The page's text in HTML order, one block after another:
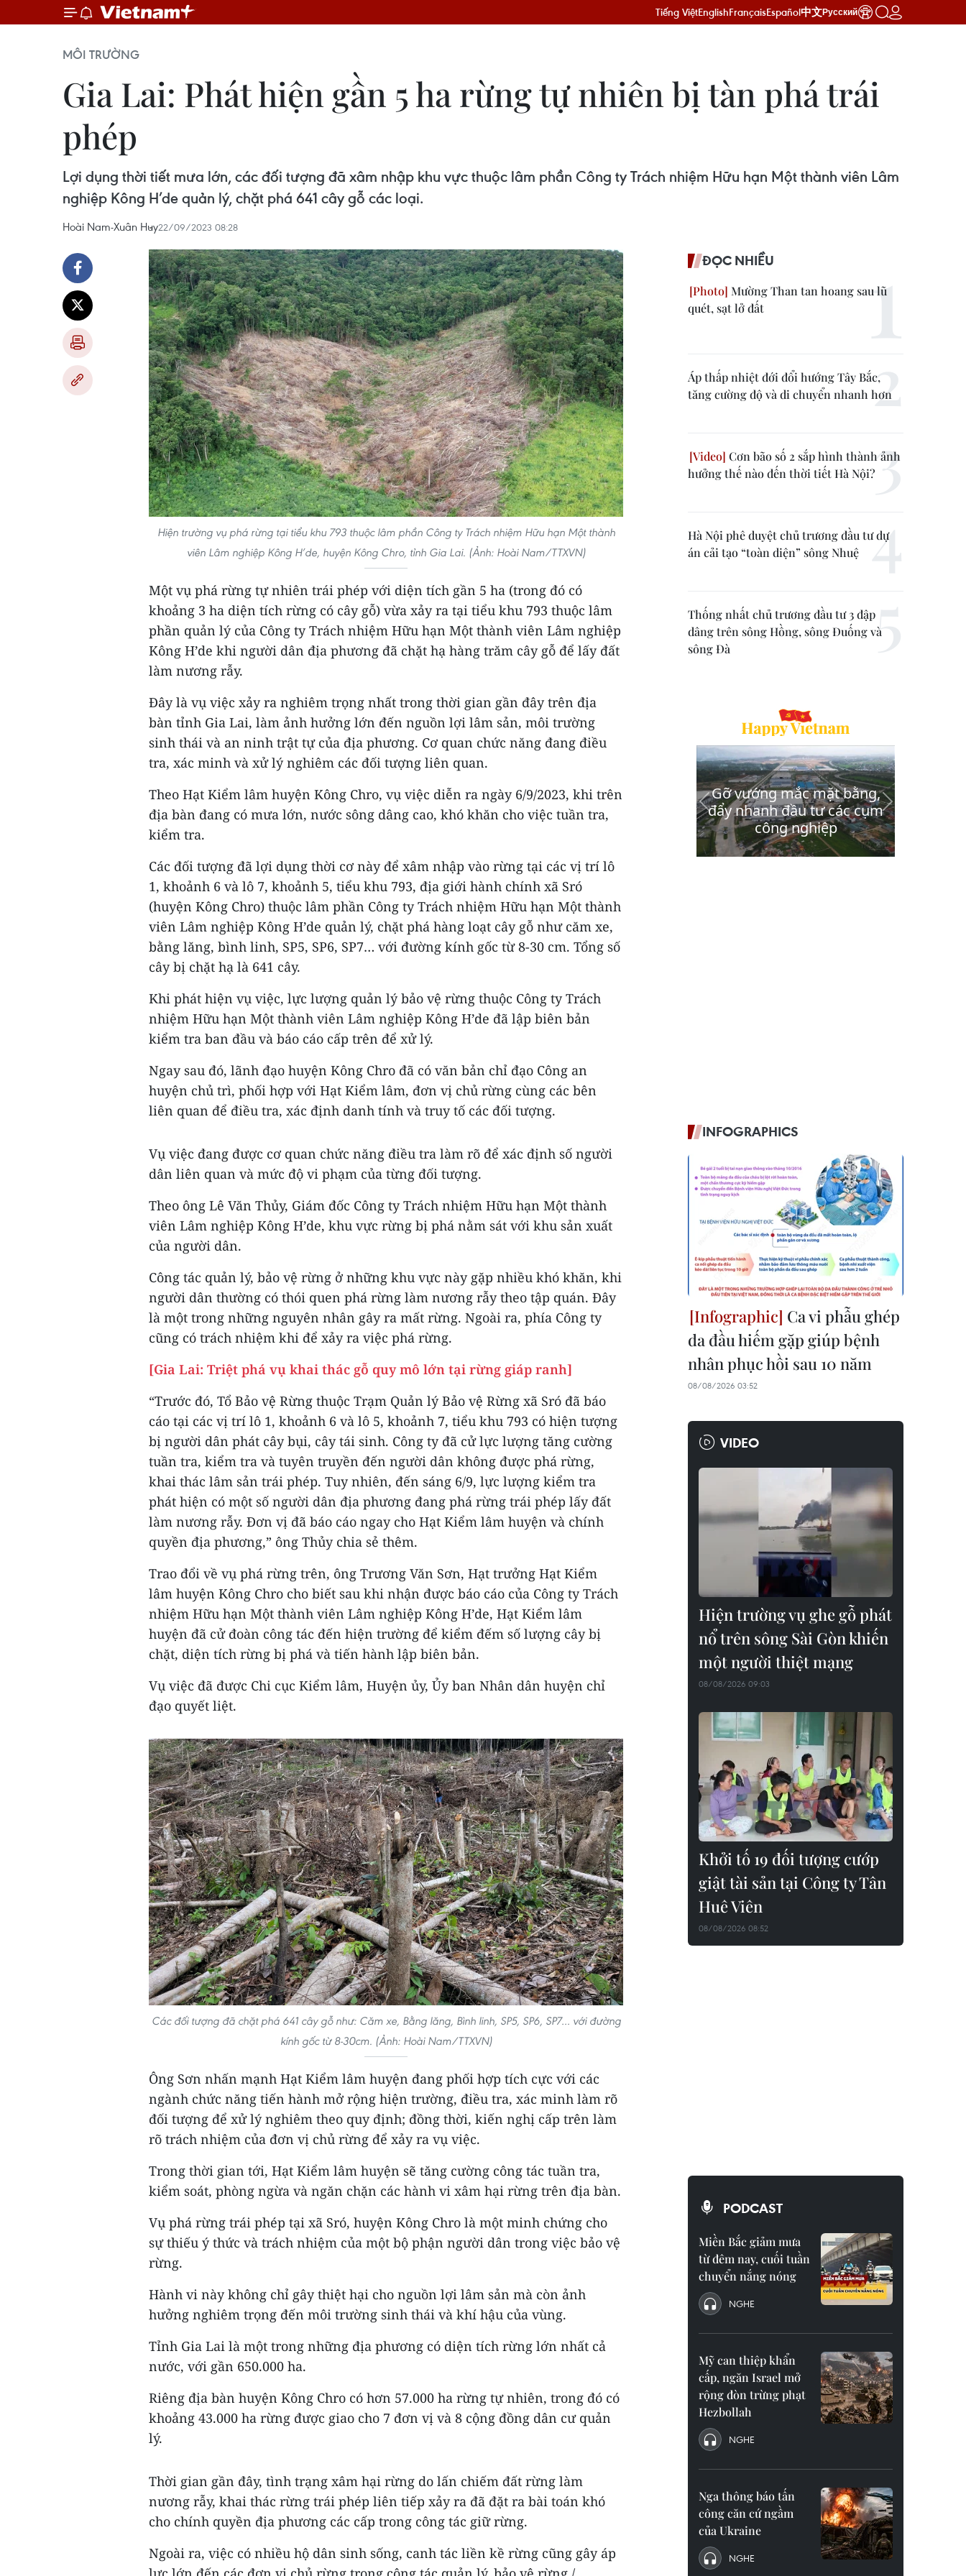
Tiếng ViệtEnglishFrançaisEspañol中文Русский
MÔI TRƯỜNG
Gia Lai: Phát hiện gần 5 ha rừng tự nhiên bị tàn phá trái
phép
Lợi dụng thời tiết mưa lớn, các đối tượng đã xâm nhập khu vực thuộc lâm phần Công ty Trách nhiệm Hữu hạn Một thành viên Lâm
nghiệp Kông H’de quản lý, chặt phá 641 cây gỗ các loại.
Hoài Nam-Xuân Huy22/09/2023 08:28
Hiện trường vụ phá rừng tại tiểu khu 793 thuộc lâm phần Công ty Trách nhiệm Hữu hạn Một thành
viên Lâm nghiệp Kông H’de, huyện Kông Chro, tỉnh Gia Lai. (Ảnh: Hoài Nam/TTXVN)
Một vụ phá rừng tự nhiên trái phép với diện tích gần 5 ha (trong đó có
khoảng 3 ha diện tích rừng có cây gỗ) vừa xảy ra tại tiểu khu 793 thuộc lâm
phần quản lý của Công ty Trách nhiệm Hữu hạn Một thành viên Lâm nghiệp
Kông H’de khi người dân địa phương đã chặt hạ hàng trăm cây gỗ để lấy đất
làm nương rẫy.
Đây là vụ việc xảy ra nghiêm trọng nhất trong thời gian gần đây trên địa
bàn tỉnh Gia Lai, làm ảnh hưởng lớn đến nguồn lợi lâm sản, môi trường
sinh thái và an ninh trật tự của địa phương. Cơ quan chức năng đang điều
tra, xác minh và xử lý nghiêm các đối tượng liên quan.
Theo Hạt Kiểm lâm huyện Kông Chro, vụ việc diễn ra ngày 6/9/2023, khi trên
địa bàn đang có mưa lớn, nước sông dâng cao, khó khăn cho việc tuần tra,
kiểm tra.
Các đối tượng đã lợi dụng thời cơ này để xâm nhập vào rừng tại các vị trí lô
1, khoảnh 6 và lô 7, khoảnh 5, tiểu khu 793, địa giới hành chính xã Sró
(huyện Kông Chro) thuộc lâm phần Công ty Trách nhiệm Hữu hạn Một thành
viên Lâm nghiệp Kông H’de quản lý, chặt phá hàng loạt cây gỗ như căm xe,
bằng lăng, bình linh, SP5, SP6, SP7… với đường kính gốc từ 8-30 cm. Tổng số
cây bị chặt hạ là 641 cây.
Khi phát hiện vụ việc, lực lượng quản lý bảo vệ rừng thuộc Công ty Trách
nhiệm Hữu hạn Một thành viên Lâm nghiệp Kông H’de đã lập biên bản
kiểm tra ban đầu và báo cáo cấp trên để xử lý.
Ngay sau đó, lãnh đạo huyện Kông Chro đã có văn bản chỉ đạo Công an
huyện chủ trì, phối hợp với Hạt Kiểm lâm, đơn vị chủ rừng cùng các bên
liên quan để điều tra, xác định danh tính và truy tố các đối tượng.
Vụ việc đang được cơ quan chức năng điều tra làm rõ để xác định số người
dân liên quan và mức độ vi phạm của từng đối tượng.
Theo ông Lê Văn Thủy, Giám đốc Công ty Trách nhiệm Hữu hạn Một thành
viên Lâm nghiệp Kông H’de, khu vực rừng bị phá nằm sát với khu sản xuất
của người dân.
Công tác quản lý, bảo vệ rừng ở những khu vực này gặp nhiều khó khăn, khi
người dân thường có thói quen phá rừng làm nương rẫy theo tập quán. Đây
là một trong những nguyên nhân gây ra mất rừng. Ngoài ra, phía Công ty
cũng có trách nhiệm khi để xảy ra việc phá rừng.
[Gia Lai: Triệt phá vụ khai thác gỗ quy mô lớn tại rừng giáp ranh]
“Trước đó, Tổ Bảo vệ Rừng thuộc Trạm Quản lý Bảo vệ Rừng xã Sró đã báo
cáo tại các vị trí lô 1, khoảnh 6 và lô 5, khoảnh 7, tiểu khu 793 có hiện tượng
bị người dân phát cây bụi, cây tái sinh. Công ty đã cử lực lượng tăng cường
tuần tra, kiểm tra và tuyên truyền đến người dân không được phá rừng,
khai thác lâm sản trái phép. Tuy nhiên, đến sáng 6/9, lực lượng kiểm tra
phát hiện có một số người dân địa phương đang phá rừng trái phép lấy đất
làm nương rẫy. Đơn vị đã báo cáo ngay cho Hạt Kiểm lâm huyện và chính
quyền địa phương,” ông Thủy chia sẻ thêm.
Trao đổi về vụ phá rừng trên, ông Trương Văn Sơn, Hạt trưởng Hạt Kiểm
lâm huyện Kông Chro cho biết sau khi nhận được báo cáo của Công ty Trách
nhiệm Hữu hạn Một thành viên Lâm nghiệp Kông H’de, Hạt Kiểm lâm
huyện đã cử đoàn công tác đến hiện trường để kiểm đếm số lượng cây bị
chặt, diện tích rừng bị phá và tiến hành lập biên bản.
Vụ việc đã được Chi cục Kiểm lâm, Huyện ủy, Ủy ban Nhân dân huyện chỉ
đạo quyết liệt.
Các đối tượng đã chặt phá 641 cây gỗ như: Căm xe, Bằng lăng, Bình linh, SP5, SP6, SP7… với đường
kính gốc từ 8-30cm. (Ảnh: Hoài Nam/TTXVN)
Ông Sơn nhấn mạnh Hạt Kiểm lâm huyện đang phối hợp tích cực với các
ngành chức năng tiến hành mở rộng hiện trường, điều tra, xác minh làm rõ
đối tượng để xử lý nghiêm theo quy định; đồng thời, kiến nghị cấp trên làm
rõ trách nhiệm của đơn vị chủ rừng để xảy ra vụ việc.
Trong thời gian tới, Hạt Kiểm lâm huyện sẽ tăng cường công tác tuần tra,
kiểm soát, phòng ngừa và ngăn chặn các hành vi xâm hại rừng trên địa bàn.
Vụ phá rừng trái phép tại xã Sró, huyện Kông Chro là một minh chứng cho
sự thiếu ý thức và trách nhiệm của một bộ phận người dân trong việc bảo vệ
rừng.
Hành vi này không chỉ gây thiệt hại cho nguồn lợi lâm sản mà còn ảnh
hưởng nghiêm trọng đến môi trường sinh thái và khí hậu của vùng.
Tỉnh Gia Lai là một trong những địa phương có diện tích rừng lớn nhất cả
nước, với gần 650.000 ha.
Riêng địa bàn huyện Kông Chro có hơn 57.000 ha rừng tự nhiên, trong đó có
khoảng 43.000 ha rừng được giao cho 7 đơn vị và 8 cộng đồng dân cư quản
lý.
Thời gian gần đây, tình trạng xâm hại rừng do lấn chiếm đất rừng làm
nương rẫy, khai thác rừng trái phép liên tiếp xảy ra đã đặt ra bài toán khó
cho chính quyền địa phương các cấp trong công tác giữ rừng.
Ngoài ra, việc có nhiều hộ dân sinh sống, canh tác liền kề rừng cũng gây áp
ĐỌC NHIỀU
Mường Than tan hoang sau lũ
quét, sạt lở đất
Áp thấp nhiệt đới đổi hướng Tây Bắc,
tăng cường độ và di chuyển nhanh hơn
Cơn bão số 2 sắp hình thành ảnh
hưởng thế nào đến thời tiết Hà Nội?
Hà Nội phê duyệt chủ trương đầu tư dự
án cải tạo “toàn diện” sông Nhuệ
Thống nhất chủ trương đầu tư 3 đập
dâng trên sông Hồng, sông Đuống và
sông Đà
INFOGRAPHICS
Ca vi phẫu ghép
da đầu hiếm gặp giúp bệnh
nhân phục hồi sau 10 năm
08/08/2026 03:52
VIDEO
Hiện trường vụ ghe gỗ phát
nổ trên sông Sài Gòn khiến
một người thiệt mạng
08/08/2026 09:03
Khởi tố 19 đối tượng cướp
giật tài sản tại Công ty Tân
Huê Viên
08/08/2026 08:52
PODCAST
Miền Bắc giảm mưa
từ đêm nay, cuối tuần
chuyển nắng nóng
NGHE
Mỹ can thiệp khẩn
cấp, ngăn Israel mở
rộng đòn trừng phạt
Hezbollah
NGHE
Nga thông báo tấn
công căn cứ ngầm
của Ukraine
NGHE